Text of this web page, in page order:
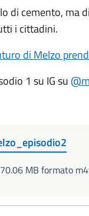
di cemento, ma
i cittadini.
di Melzo
1 su IG su
MB formato